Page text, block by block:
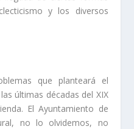
y los diversos
que planteará el
últimas décadas del XIX
El Ayuntamiento de
no lo olvidemos, no